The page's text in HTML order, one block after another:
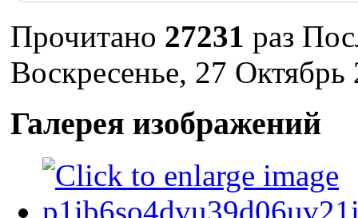
Прочитано 27231 раз
Воскресенье, 27
Галерея изображений